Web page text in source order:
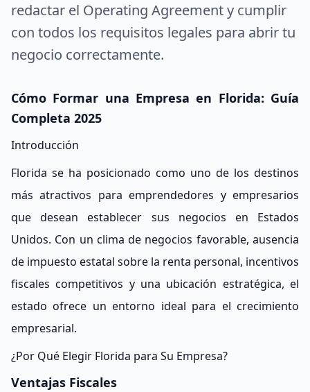
redactar el Operating Agreement y cumplir
con todos los requisitos legales para abrir tu
negocio correctamente.
Cómo Formar una Empresa en Florida: Guía
Completa 2025
Introducción
Florida se ha posicionado como uno de los destinos
más atractivos para emprendedores y empresarios
que desean establecer sus negocios en Estados
Unidos. Con un clima de negocios favorable, ausencia
de impuesto estatal sobre la renta personal, incentivos
fiscales competitivos y una ubicación estratégica, el
estado ofrece un entorno ideal para el crecimiento
empresarial.
¿Por Qué Elegir Florida para Su Empresa?
Ventajas Fiscales